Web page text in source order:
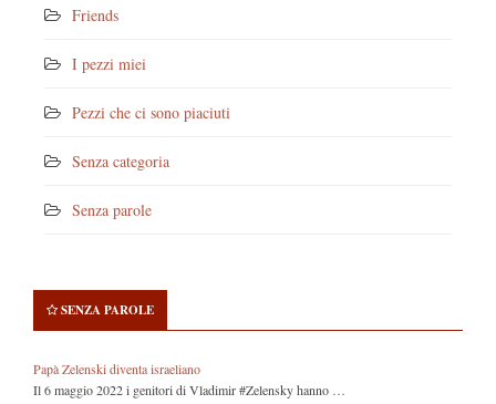
Friends
I pezzi miei
Pezzi che ci sono piaciuti
Senza categoria
Senza parole
SENZA PAROLE
Papà Zelenski diventa israeliano
Il 6 maggio 2022 i genitori di Vladimir #Zelensky hanno …